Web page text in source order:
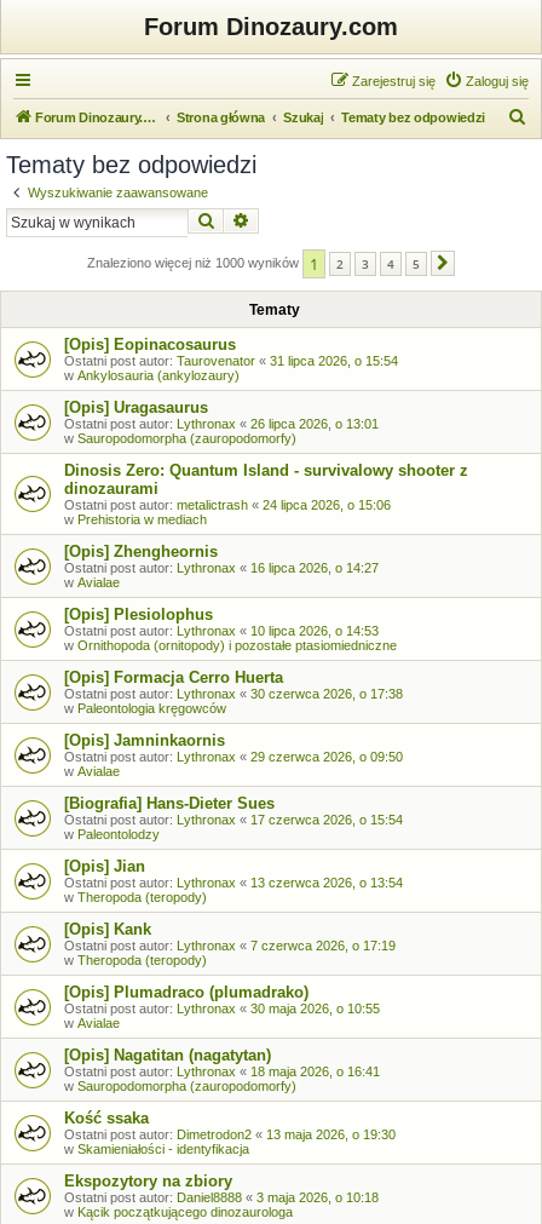
Forum Dinozaury.com
Zaloguj się
Zarejestruj się
Forum Dinozaury.com Strona główna Szukaj Tematy bez odpowiedzi
Tematy bez odpowiedzi
Wyszukiwanie zaawansowane
Szukaj
Znaleziono więcej niż 1000 wyników 1 2 3 4 5
Tematy
[Opis] Eopinacosaurus
Ostatni post autor: Taurovenator « 31 lipca 2026, o 15:54
w Ankylosauria (ankylozaury)
[Opis] Uragasaurus
Ostatni post autor: Lythronax « 26 lipca 2026, o 13:01
w Sauropodomorpha (zauropodomorfy)
Dinosis Zero: Quantum Island - survivalowy shooter z
dinozaurami
Ostatni post autor: metalictrash « 24 lipca 2026, o 15:06
w Prehistoria w mediach
[Opis] Zhengheornis
Ostatni post autor: Lythronax « 16 lipca 2026, o 14:27
w Avialae
[Opis] Plesiolophus
Ostatni post autor: Lythronax « 10 lipca 2026, o 14:53
w Ornithopoda (ornitopody) i pozostałe ptasiomiedniczne
[Opis] Formacja Cerro Huerta
Ostatni post autor: Lythronax « 30 czerwca 2026, o 17:38
w Paleontologia kręgowców
[Opis] Jamninkaornis
Ostatni post autor: Lythronax « 29 czerwca 2026, o 09:50
w Avialae
[Biografia] Hans-Dieter Sues
Ostatni post autor: Lythronax « 17 czerwca 2026, o 15:54
w Paleontolodzy
[Opis] Jian
Ostatni post autor: Lythronax « 13 czerwca 2026, o 13:54
w Theropoda (teropody)
[Opis] Kank
Ostatni post autor: Lythronax « 7 czerwca 2026, o 17:19
w Theropoda (teropody)
[Opis] Plumadraco (plumadrako)
Ostatni post autor: Lythronax « 30 maja 2026, o 10:55
w Avialae
[Opis] Nagatitan (nagatytan)
Ostatni post autor: Lythronax « 18 maja 2026, o 16:41
w Sauropodomorpha (zauropodomorfy)
Kość ssaka
Ostatni post autor: Dimetrodon2 « 13 maja 2026, o 19:30
w Skamieniałości - identyfikacja
Ekspozytory na zbiory
Ostatni post autor: Daniel8888 « 3 maja 2026, o 10:18
w Kącik początkującego dinozaurologa